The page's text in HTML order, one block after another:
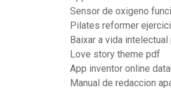
Sensor de oxigeno
Pilates reformer
Baixar a vida
Love story theme pdf
App inventor online
Manual de redaccion